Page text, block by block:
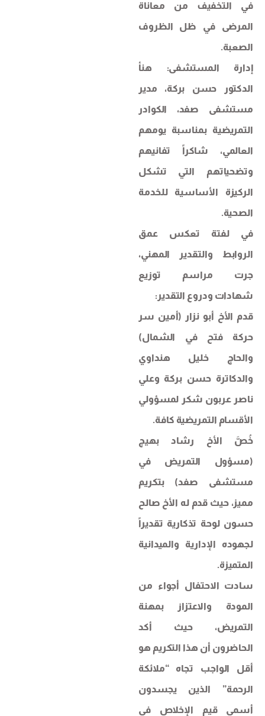
في التخفيف من معاناة
المرضى في ظل الظروف
الصعبة.
إدارة المستشفى: هنأ
الدكتور حسن بركة، مدير
مستشفى صفد، الكوادر
التمريضية بمناسبة يومهم
العالمي، شاكراً تفانيهم
وتضحياتهم التي تشكل
الركيزة الأساسية للخدمة
الصحية.
في لفتة تعكس عمق
الروابط والتقدير المهني،
جرت مراسم توزيع
شهادات ودروع التقدير:
قدم الأخ أبو نزار (أمين سر
حركة فتح في الشمال)
والحاج خليل هنداوي
والدكاترة حسن بركة وعلي
ناصر عربون شكر لمسؤولي
الأقسام التمريضية كافة.
خُصَّ الأخ رشاد بهيج
(مسؤول التمريض في
مستشفى صفد) بتكريم
مميز، حيث قدم له الأخ صالح
حسون لوحة تذكارية تقديراً
لجهوده الإدارية والميدانية
المتميزة.
سادت الاحتفال أجواء من
المودة والاعتزاز بمهنة
التمريض، حيث أكد
الحاضرون أن هذا التكريم هو
أقل الواجب تجاه “ملائكة
الرحمة” الذين يجسدون
أسمى قيم الإخلاص في